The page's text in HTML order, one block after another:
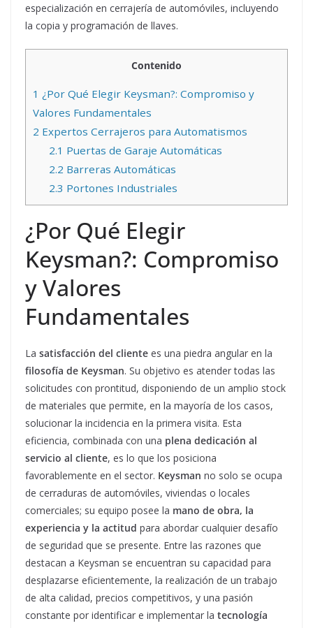
especialización en cerrajería de automóviles, incluyendo
la copia y programación de llaves.
Contenido
1 ¿Por Qué Elegir Keysman?: Compromiso y
Valores Fundamentales
2 Expertos Cerrajeros para Automatismos
2.1 Puertas de Garaje Automáticas
2.2 Barreras Automáticas
2.3 Portones Industriales
¿Por Qué Elegir
Keysman?: Compromiso
y Valores
Fundamentales
La satisfacción del cliente es una piedra angular en la
filosofía de Keysman. Su objetivo es atender todas las
solicitudes con prontitud, disponiendo de un amplio stock
de materiales que permite, en la mayoría de los casos,
solucionar la incidencia en la primera visita. Esta
eficiencia, combinada con una plena dedicación al
servicio al cliente, es lo que los posiciona
favorablemente en el sector. Keysman no solo se ocupa
de cerraduras de automóviles, viviendas o locales
comerciales; su equipo posee la mano de obra, la
experiencia y la actitud para abordar cualquier desafío
de seguridad que se presente. Entre las razones que
destacan a Keysman se encuentran su capacidad para
desplazarse eficientemente, la realización de un trabajo
de alta calidad, precios competitivos, y una pasión
constante por identificar e implementar la tecnología